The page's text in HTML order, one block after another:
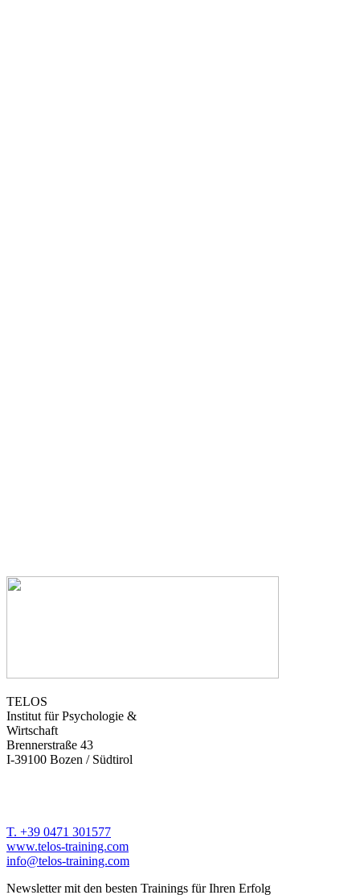
TELOS
Institut für Psychologie &
Wirtschaft
Brennerstraße 43
I-39100 Bozen / Südtirol
T. +39 0471 301577
www.telos-training.com
info@telos-training.com
Newsletter mit den besten Trainings für Ihren Erfolg